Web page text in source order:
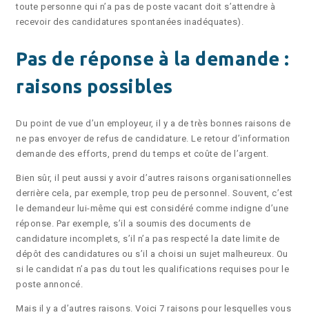
toute personne qui n’a pas de poste vacant doit s’attendre à
recevoir des candidatures spontanées inadéquates).
Pas de réponse à la demande :
raisons possibles
Du point de vue d’un employeur, il y a de très bonnes raisons de
ne pas envoyer de refus de candidature. Le retour d’information
demande des efforts, prend du temps et coûte de l’argent.
Bien sûr, il peut aussi y avoir d’autres raisons organisationnelles
derrière cela, par exemple, trop peu de personnel. Souvent, c’est
le demandeur lui-même qui est considéré comme indigne d’une
réponse. Par exemple, s’il a soumis des documents de
candidature incomplets, s’il n’a pas respecté la date limite de
dépôt des candidatures ou s’il a choisi un sujet malheureux. Ou
si le candidat n’a pas du tout les qualifications requises pour le
poste annoncé.
Mais il y a d’autres raisons. Voici 7 raisons pour lesquelles vous